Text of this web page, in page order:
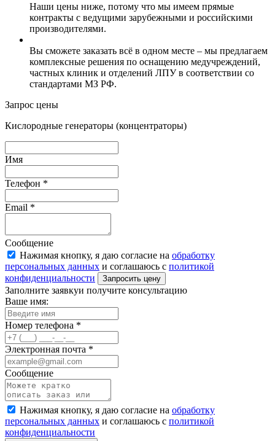
Наши цены ниже, потому что мы имеем прямые
контракты с ведущими зарубежными и российскими
производителями.
Вы сможете заказать всё в одном месте – мы предлагаем
комплексные решения по оснащению медучреждений,
частных клиник и отделений ЛПУ в соответствии со
стандартами МЗ РФ.
Запрос цены
Кислородные генераторы (концентраторы)
Имя
Телефон *
Email *
Сообщение
Нажимая кнопку, я даю согласие на обработку
персональных данных и соглашаюсь с политикой
конфиденциальности
Запросить цену
Заполните заявкуи получите консультацию
Ваше имя:
Номер телефона *
Электронная почта *
Сообщение
Нажимая кнопку, я даю согласие на обработку
персональных данных и соглашаюсь с политикой
конфиденциальности